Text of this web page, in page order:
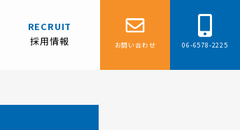
06-6578-2225
お問い合わせ
RECRUIT
採用情報